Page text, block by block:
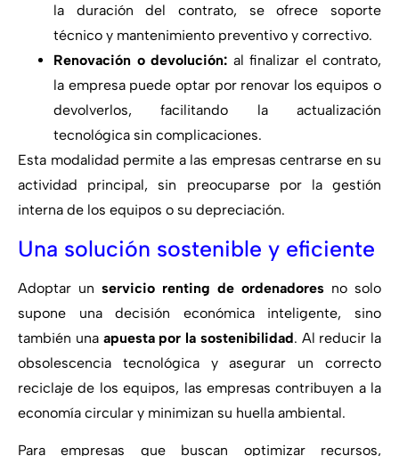
la duración del contrato, se ofrece soporte
técnico y mantenimiento preventivo y correctivo.
Renovación o devolución: al finalizar el contrato,
la empresa puede optar por renovar los equipos o
devolverlos, facilitando la actualización
tecnológica sin complicaciones.
Esta modalidad permite a las empresas centrarse en su
actividad principal, sin preocuparse por la gestión
interna de los equipos o su depreciación.
Una solución sostenible y eficiente
Adoptar un servicio renting de ordenadores no solo
supone una decisión económica inteligente, sino
también una apuesta por la sostenibilidad. Al reducir la
obsolescencia tecnológica y asegurar un correcto
reciclaje de los equipos, las empresas contribuyen a la
economía circular y minimizan su huella ambiental.
Para empresas que buscan optimizar recursos,